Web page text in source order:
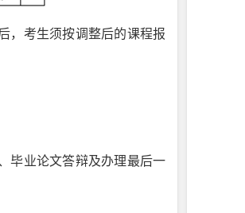
考生须按调整后的课程报
业论文答辩及办理最后一